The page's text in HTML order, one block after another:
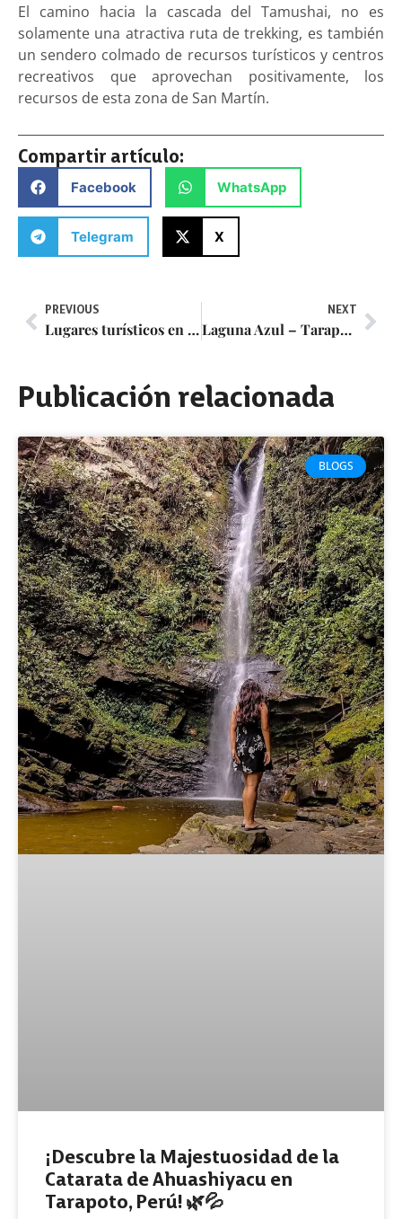
El camino hacia la cascada del Tamushai, no es
solamente una atractiva ruta de trekking, es también
un sendero colmado de recursos turísticos y centros
recreativos que aprovechan positivamente, los
recursos de esta zona de San Martín.
Compartir artículo:
Facebook WhatsApp
Telegram X
PREVIOUS
Lugares turísticos en Tarapoto – Guía 2025
NEXT
Laguna Azul – Tarapoto Perú
Publicación relacionada
BLOGS
¡Descubre la Majestuosidad de la
Catarata de Ahuashiyacu en
Tarapoto, Perú! 🌿💦